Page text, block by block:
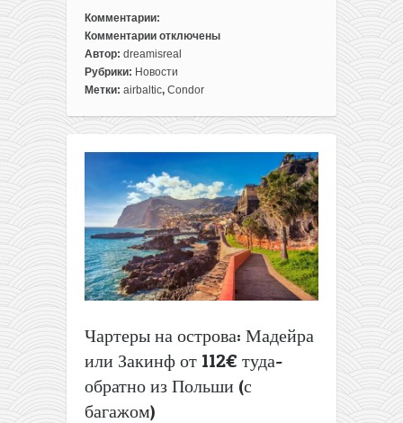
Комментарии:
Комментарии
к
записи
Авиабилеты
380€
туда-
обратно
отключены
Автор: dreamisreal
Рубрики: Новости
Метки: airbaltic, Condor
Чартеры на острова: Мадейра
или Закинф от 112€ туда-
обратно из Польши (с
багажом)